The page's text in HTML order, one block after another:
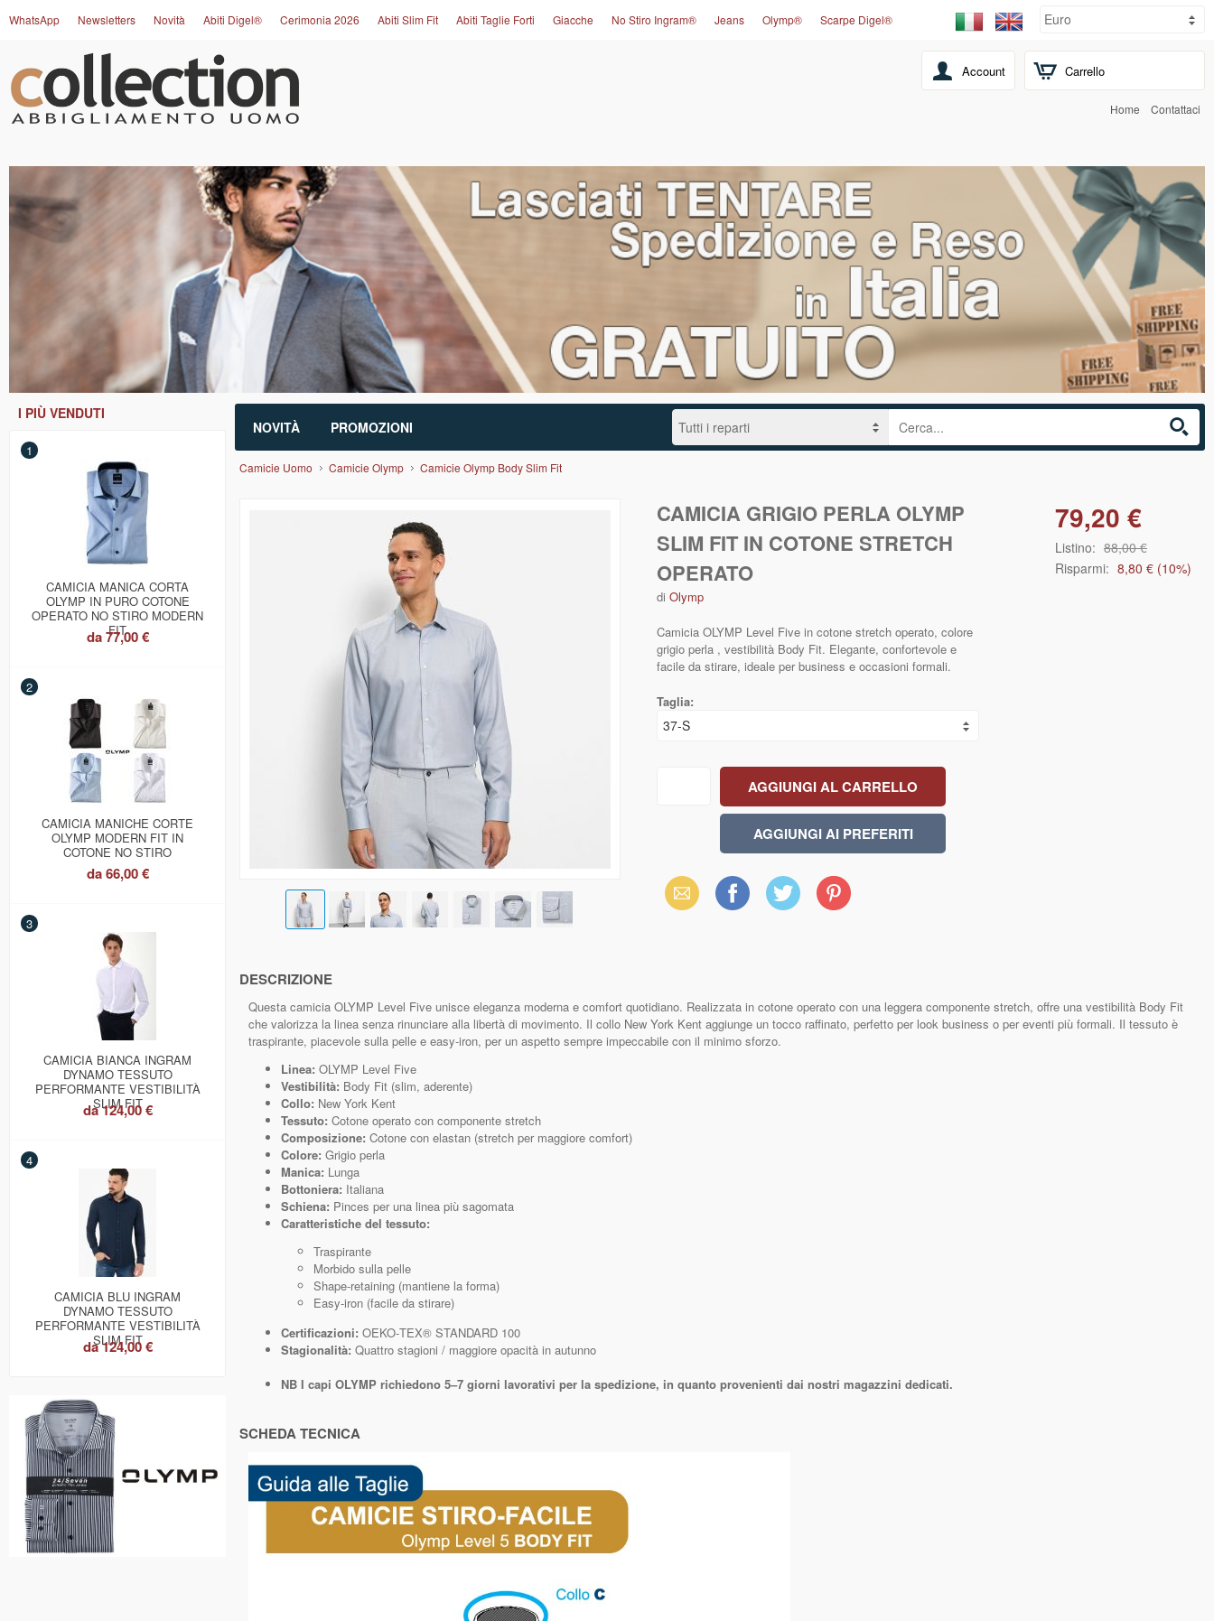
Carrello
WhatsApp Newsletters Novità Abiti Digel® Cerimonia 2026 Abiti Slim Fit Abiti Taglie Forti Giacche No Stiro Ingram® Jeans Olymp® Scarpe Digel®
Account
Home Contattaci
NOVITÀ PROMOZIONI
I PIÙ VENDUTI
1
CAMICIA MANICA CORTA
OLYMP IN PURO COTONE
OPERATO NO STIRO MODERN
FIT
da77,00 €
2
CAMICIA MANICHE CORTE
OLYMP MODERN FIT IN
COTONE NO STIRO
da66,00 €
3
CAMICIA BIANCA INGRAM
DYNAMO TESSUTO
PERFORMANTE VESTIBILITÀ
SLIM FIT
da124,00 €
4
CAMICIA BLU INGRAM
DYNAMO TESSUTO
PERFORMANTE VESTIBILITÀ
SLIM FIT
da124,00 €
Camicie Uomo Camicie Olymp Camicie Olymp Body Slim Fit
CAMICIA GRIGIO PERLA OLYMP
SLIM FIT IN COTONE STRETCH
OPERATO
di Olymp
Camicia OLYMP Level Five in cotone stretch operato, colore
grigio perla , vestibilità Body Fit. Elegante, confortevole e
facile da stirare, ideale per business e occasioni formali.
Taglia:
79,20 €
Listino: 88,00 €
Risparmi: 8,80 € (10%)
Email Facebook X Pinterest
DESCRIZIONE
Questa camicia OLYMP Level Five unisce eleganza moderna e comfort quotidiano. Realizzata in cotone operato con una leggera componente stretch, offre una vestibilità Body Fit
che valorizza la linea senza rinunciare alla libertà di movimento. Il collo New York Kent aggiunge un tocco raffinato, perfetto per look business o per eventi più formali. Il tessuto è
traspirante, piacevole sulla pelle e easy‑iron, per un aspetto sempre impeccabile con il minimo sforzo.
Linea: OLYMP Level Five
Vestibilità: Body Fit (slim, aderente)
Collo: New York Kent
Tessuto: Cotone operato con componente stretch
Composizione: Cotone con elastan (stretch per maggiore comfort)
Colore: Grigio perla
Manica: Lunga
Bottoniera: Italiana
Schiena: Pinces per una linea più sagomata
Caratteristiche del tessuto:
Traspirante
Morbido sulla pelle
Shape-retaining (mantiene la forma)
Easy‑iron (facile da stirare)
Certificazioni: OEKO‑TEX® STANDARD 100
Stagionalità: Quattro stagioni / maggiore opacità in autunno
NB I capi OLYMP richiedono 5–7 giorni lavorativi per la spedizione, in quanto provenienti dai nostri magazzini dedicati.
SCHEDA TECNICA